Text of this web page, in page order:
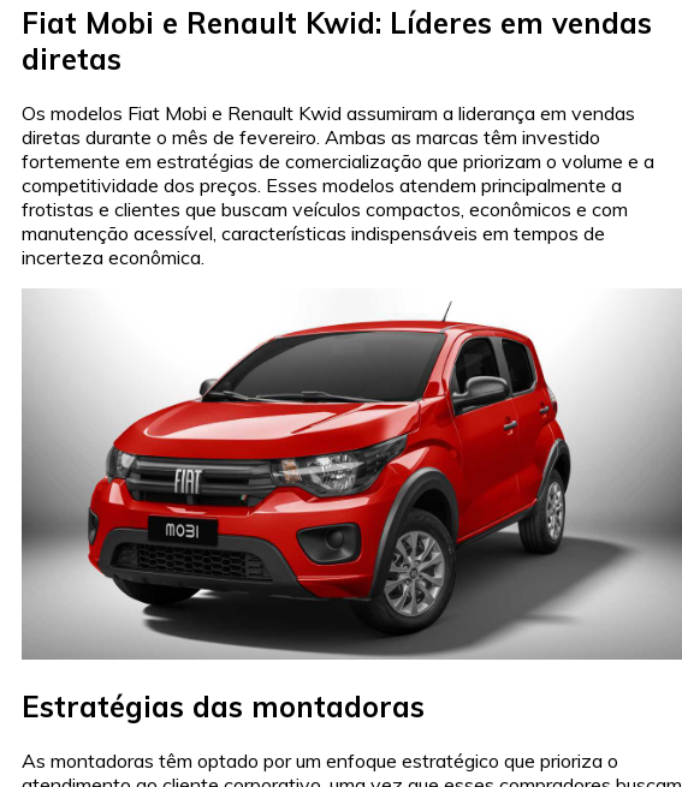
Fiat Mobi e Renault Kwid: Líderes em vendas
diretas
Os modelos Fiat Mobi e Renault Kwid assumiram a liderança em vendas
diretas durante o mês de fevereiro. Ambas as marcas têm investido
fortemente em estratégias de comercialização que priorizam o volume e a
competitividade dos preços. Esses modelos atendem principalmente a
frotistas e clientes que buscam veículos compactos, econômicos e com
manutenção acessível, características indispensáveis em tempos de
incerteza econômica.
Estratégias das montadoras
As montadoras têm optado por um enfoque estratégico que prioriza o